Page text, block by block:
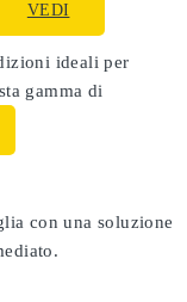
VEDI
ideali per
gamma di
con una soluzione